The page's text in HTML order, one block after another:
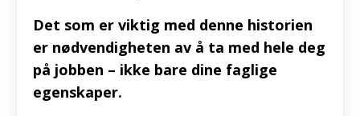
Det som er viktig med denne historien
er nødvendigheten av å ta med hele deg
på jobben – ikke bare dine faglige
egenskaper.